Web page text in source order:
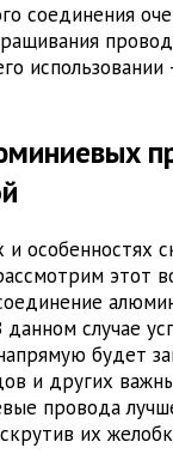
соединения
использовании
особенностях
этот
случае
будет
и других
провода
их